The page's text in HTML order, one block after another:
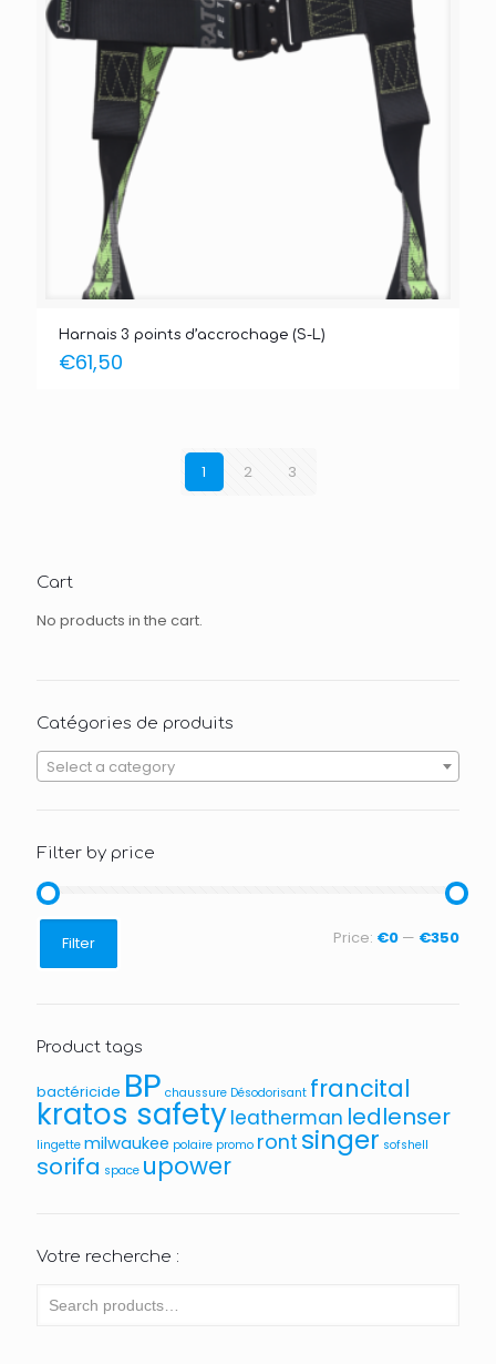
Harnais 3 points d’accrochage (S-L)
€61,50
1 2 3
Cart
No products in the cart.
Catégories de produits
Select a category
Filter by price
Min
price
Max
priceFilter Price: €0 — €350
Product tags
bactéricide BP chaussure Désodorisant francital
kratos safetyleatherman ledlenser
lingette milwaukee polaire promo ront singer sofshell
sorifa space upower
Votre recherche :